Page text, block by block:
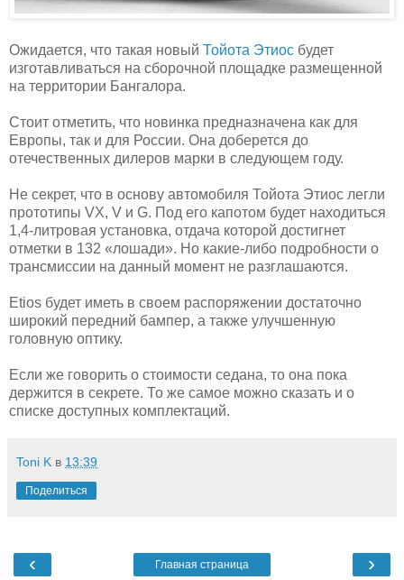
Ожидается, что такая новый Тойота Этиос будет
изготавливаться на сборочной площадке размещенной
на территории Бангалора.
Стоит отметить, что новинка предназначена как для
Европы, так и для России. Она доберется до
отечественных дилеров марки в следующем году.
Не секрет, что в основу автомобиля Тойота Этиос легли
прототипы VX, V и G. Под его капотом будет находиться
1,4-литровая установка, отдача которой достигнет
отметки в 132 «лошади». Но какие-либо подробности о
трансмиссии на данный момент не разглашаются.
Etios будет иметь в своем распоряжении достаточно
широкий передний бампер, а также улучшенную
головную оптику.
Если же говорить о стоимости седана, то она пока
держится в секрете. То же самое можно сказать и о
списке доступных комплектаций.
Toni K в 13:39
Поделиться
‹ ›
Главная страница